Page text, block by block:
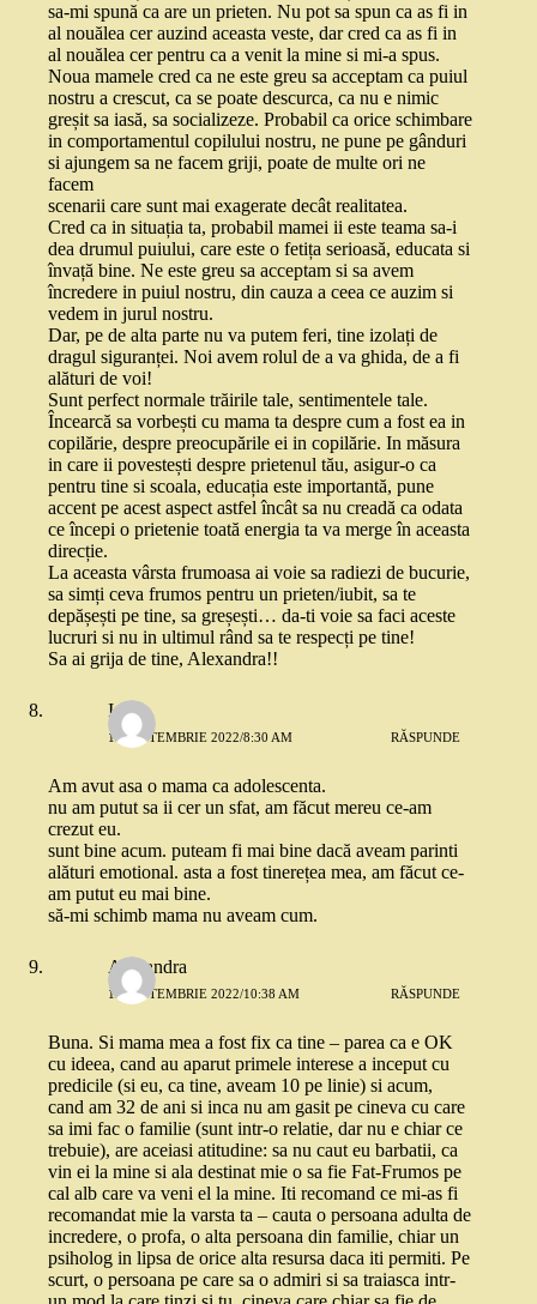
sa-mi spună ca are un prieten. Nu pot sa spun ca as fi in
al nouălea cer auzind aceasta veste, dar cred ca as fi in
al nouălea cer pentru ca a venit la mine si mi-a spus.
Noua mamele cred ca ne este greu sa acceptam ca puiul
nostru a crescut, ca se poate descurca, ca nu e nimic
greșit sa iasă, sa socializeze. Probabil ca orice schimbare
in comportamentul copilului nostru, ne pune pe gânduri
si ajungem sa ne facem griji, poate de multe ori ne
facem
scenarii care sunt mai exagerate decât realitatea.
Cred ca in situația ta, probabil mamei ii este teama sa-i
dea drumul puiului, care este o fetița serioasă, educata si
învață bine. Ne este greu sa acceptam si sa avem
încredere in puiul nostru, din cauza a ceea ce auzim si
vedem in jurul nostru.
Dar, pe de alta parte nu va putem feri, tine izolați de
dragul siguranței. Noi avem rolul de a va ghida, de a fi
alături de voi!
Sunt perfect normale trăirile tale, sentimentele tale.
Încearcă sa vorbești cu mama ta despre cum a fost ea in
copilărie, despre preocupările ei in copilărie. In măsura
in care ii povestești despre prietenul tău, asigur-o ca
pentru tine si scoala, educația este importantă, pune
accent pe acest aspect astfel încât sa nu creadă ca odata
ce începi o prietenie toată energia ta va merge în aceasta
direcție.
La aceasta vârsta frumoasa ai voie sa radiezi de bucurie,
sa simți ceva frumos pentru un prieten/iubit, sa te
depășești pe tine, sa greșești… da-ti voie sa faci aceste
lucruri si nu in ultimul rând sa te respecți pe tine!
Sa ai grija de tine, Alexandra!!
Ioana
19 SEPTEMBRIE 2022/8:30 AM RĂSPUNDE
Am avut asa o mama ca adolescenta.
nu am putut sa ii cer un sfat, am făcut mereu ce-am
crezut eu.
sunt bine acum. puteam fi mai bine dacă aveam parinti
alături emotional. asta a fost tinerețea mea, am făcut ce-
am putut eu mai bine.
să-mi schimb mama nu aveam cum.
Alexandra
19 SEPTEMBRIE 2022/10:38 AM RĂSPUNDE
Buna. Si mama mea a fost fix ca tine – parea ca e OK
cu ideea, cand au aparut primele interese a inceput cu
predicile (si eu, ca tine, aveam 10 pe linie) si acum,
cand am 32 de ani si inca nu am gasit pe cineva cu care
sa imi fac o familie (sunt intr-o relatie, dar nu e chiar ce
trebuie), are aceiasi atitudine: sa nu caut eu barbatii, ca
vin ei la mine si ala destinat mie o sa fie Fat-Frumos pe
cal alb care va veni el la mine. Iti recomand ce mi-as fi
recomandat mie la varsta ta – cauta o persoana adulta de
incredere, o profa, o alta persoana din familie, chiar un
psiholog in lipsa de orice alta resursa daca iti permiti. Pe
scurt, o persoana pe care sa o admiri si sa traiasca intr-